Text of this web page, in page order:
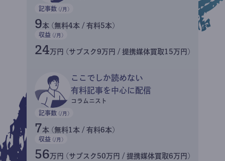
記事数 (/月)
9本 (無料4本 / 有料5本)
収益 (/月)
24万円 (サブスク9万円 / 提携媒体買取15万円)
ここでしか読めない
有料記事を中心に配信
コラムニスト
記事数 (/月)
7本 (無料1本 / 有料6本)
収益 (/月)
56万円 (サブスク50万円 / 提携媒体買取6万円)